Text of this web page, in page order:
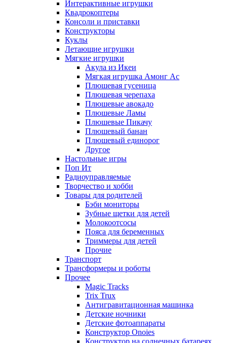
Интерактивные игрушки
Квадрокоптеры
Консоли и приставки
Конструкторы
Куклы
Летающие игрушки
Мягкие игрушки
Акула из Икеи
Мягкая игрушка Амонг Ас
Плюшевая гусеница
Плюшевая черепаха
Плюшевые авокадо
Плюшевые Ламы
Плюшевые Пикачу
Плюшевый банан
Плюшевый единорог
Другое
Настольные игры
Поп Ит
Радиоуправляемые
Творчество и хобби
Товары для родителей
Бэби мониторы
Зубные щетки для детей
Молокоотсосы
Пояса для беременных
Триммеры для детей
Прочие
Транспорт
Трансформеры и роботы
Прочее
Magic Tracks
Trix Trux
Антигравитационная машинка
Детские ночники
Детские фотоаппараты
Конструктор Onoies
Конструктор на солнечных батареях